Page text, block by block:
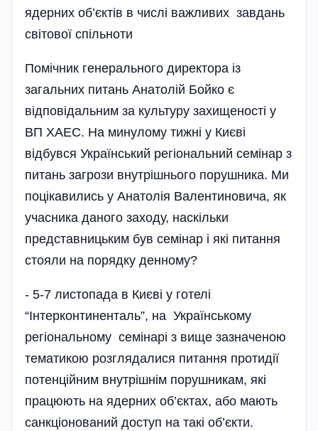
ядерних об’єктів в числі важливих завдань
світової спільноти
Помічник генерального директора із
загальних питань Анатолій Бойко є
відповідальним за культуру захищеності у
ВП ХАЕС. На минулому тижні у Києві
відбувся Український регіональний семінар з
питань загрози внутрішнього порушника. Ми
поцікавились у Анатолія Валентиновича, як
учасника даного заходу, наскільки
представницьким був семінар і які питання
стояли на порядку денному?
- 5-7 листопада в Києві у готелі
“Інтерконтиненталь”, на Українському
регіональному семінарі з вище зазначеною
тематикою розглядалися питання протидії
потенційним внутрішнім порушникам, які
працюють на ядерних об’єктах, або мають
санкціонований доступ на такі об’є­кти.